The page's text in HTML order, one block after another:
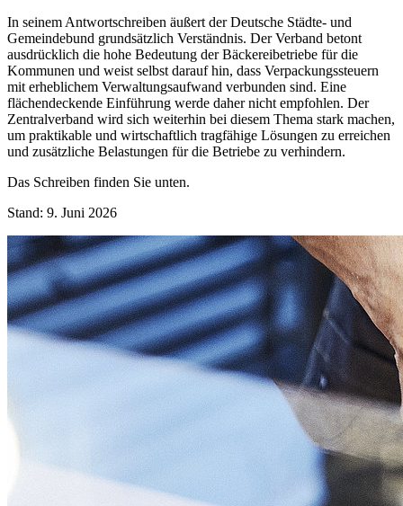
In seinem Antwortschreiben äußert der Deutsche Städte- und
Gemeindebund grundsätzlich Verständnis. Der Verband betont
ausdrücklich die hohe Bedeutung der Bäckereibetriebe für die
Kommunen und weist selbst darauf hin, dass Verpackungssteuern
mit erheblichem Verwaltungsaufwand verbunden sind. Eine
flächendeckende Einführung werde daher nicht empfohlen. Der
Zentralverband wird sich weiterhin bei diesem Thema stark machen,
um praktikable und wirtschaftlich tragfähige Lösungen zu erreichen
und zusätzliche Belastungen für die Betriebe zu verhindern.
Das Schreiben finden Sie unten.
Stand: 9. Juni 2026